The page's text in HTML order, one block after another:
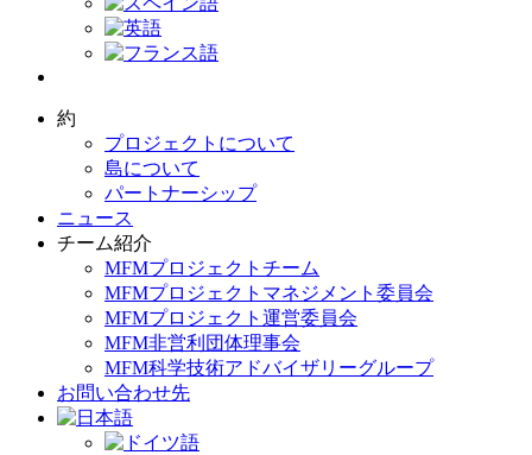
約
プロジェクトについて
島について
パートナーシップ
ニュース
チーム紹介
MFMプロジェクトチーム
MFMプロジェクトマネジメント委員会
MFMプロジェクト運営委員会
MFM非営利団体理事会
MFM科学技術アドバイザリーグループ
お問い合わせ先